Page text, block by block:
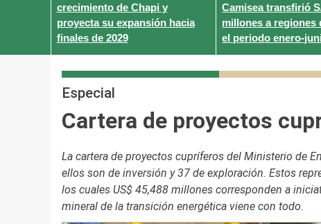
crecimiento de Chapi y
proyecta su expansión hacia
finales de 2029
Camisea transfirió
millones a regiones
el periodo enero-
Especial
Cartera de proyectos
La cartera de proyectos cupríferos del Ministerio de
ellos son de inversión y 37 de exploración. Estos
los cuales US$ 45,488 millones corresponden a
mineral de la transición energética viene con todo.